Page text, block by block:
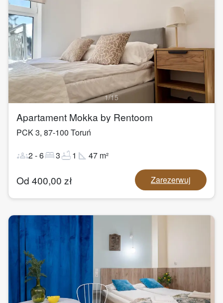
1/15
Apartament Mokka by Rentoom
PCK 3, 87-100 Toruń
groups2-6bed3bathtub1 square_foot 47 m²
Od 400,00 zł Zarezerwuj